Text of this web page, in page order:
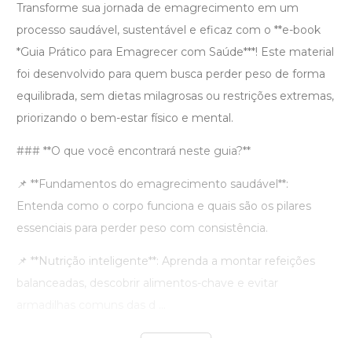
Transforme sua jornada de emagrecimento em um
processo saudável, sustentável e eficaz com o **e-book
*Guia Prático para Emagrecer com Saúde***! Este material
foi desenvolvido para quem busca perder peso de forma
equilibrada, sem dietas milagrosas ou restrições extremas,
priorizando o bem-estar físico e mental.
### **O que você encontrará neste guia?**
📌 **Fundamentos do emagrecimento saudável**:
Entenda como o corpo funciona e quais são os pilares
essenciais para perder peso com consistência.
📌 **Nutrição inteligente**: Aprenda a montar refeições
balanceadas, descobrir alimentos-chave e evitar